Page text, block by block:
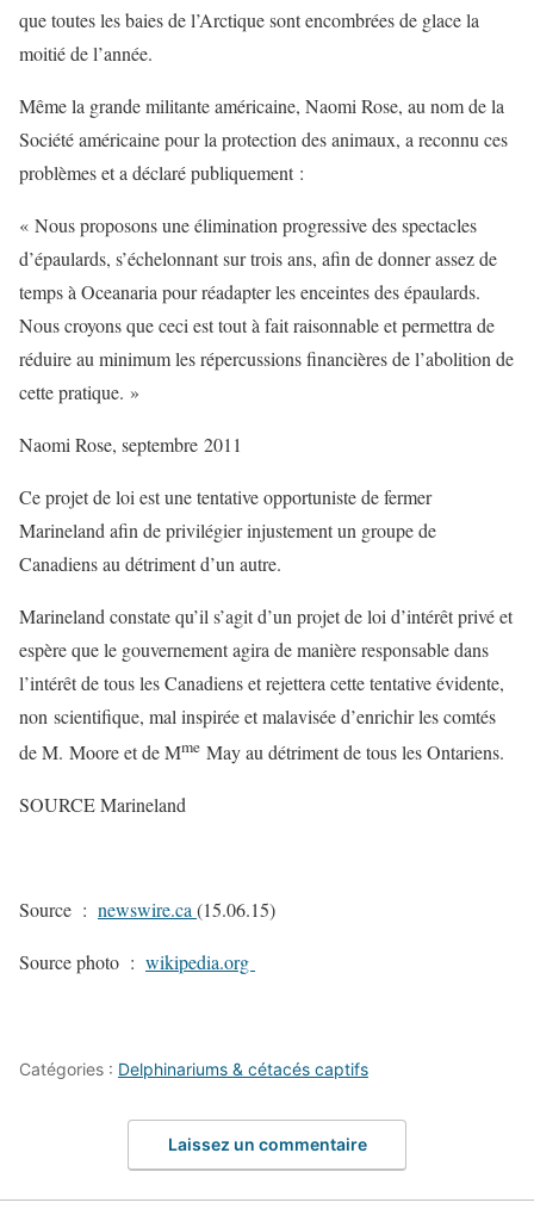
que toutes les baies de l’Arctique sont encombrées de glace la
moitié de l’année.
Même la grande militante américaine, Naomi Rose, au nom de la
Société américaine pour la protection des animaux, a reconnu ces
problèmes et a déclaré publiquement :
« Nous proposons une élimination progressive des spectacles
d’épaulards, s’échelonnant sur trois ans, afin de donner assez de
temps à Oceanaria pour réadapter les enceintes des épaulards.
Nous croyons que ceci est tout à fait raisonnable et permettra de
réduire au minimum les répercussions financières de l’abolition de
cette pratique. »
Naomi Rose, septembre 2011
Ce projet de loi est une tentative opportuniste de fermer
Marineland afin de privilégier injustement un groupe de
Canadiens au détriment d’un autre.
Marineland constate qu’il s’agit d’un projet de loi d’intérêt privé et
espère que le gouvernement agira de manière responsable dans
l’intérêt de tous les Canadiens et rejettera cette tentative évidente,
non scientifique, mal inspirée et malavisée d’enrichir les comtés
de M. Moore et de Mme May au détriment de tous les Ontariens.
SOURCE Marineland
Source : newswire.ca(15.06.15)
Source photo : wikipedia.org
Catégories : Delphinariums & cétacés captifs
Laissez un commentaire